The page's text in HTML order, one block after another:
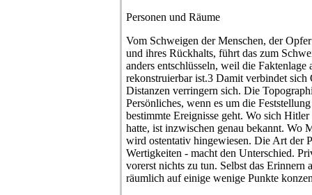
Personen und Räume
Vom Schweigen der Menschen, der
und ihres Rückhalts, führt das zum
anders entschlüsseln, weil die Faktenlage
rekonstruierbar ist.3 Damit verbindet
Distanzen verringern sich. Die
Persönliches, wenn es um die
bestimmte Ereignisse geht. Wo sich
hatte, ist inzwischen genau bekannt. Wo
wird ostentativ hingewiesen. Die Art der
Wertigkeiten - macht den Unterschied.
vorerst nichts zu tun. Selbst das Erinnern
räumlich auf einige wenige Punkte